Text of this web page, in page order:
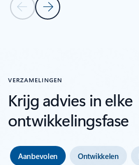
Vorige diaVolgende dia
VERZAMELINGEN
Krijg advies in elke
ontwikkelingsfase
Aanbevolen Ontwikkelen